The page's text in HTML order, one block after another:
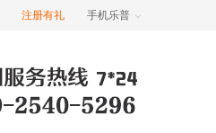
注册有礼 手机乐普